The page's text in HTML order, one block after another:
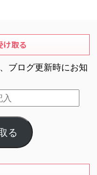
取る
ブログ更新時にお知
る